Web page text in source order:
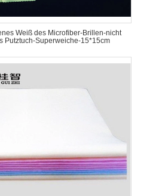
Weiß des Microfiber-Brillen-nicht
Putztuch-Superweiche-15*15cm